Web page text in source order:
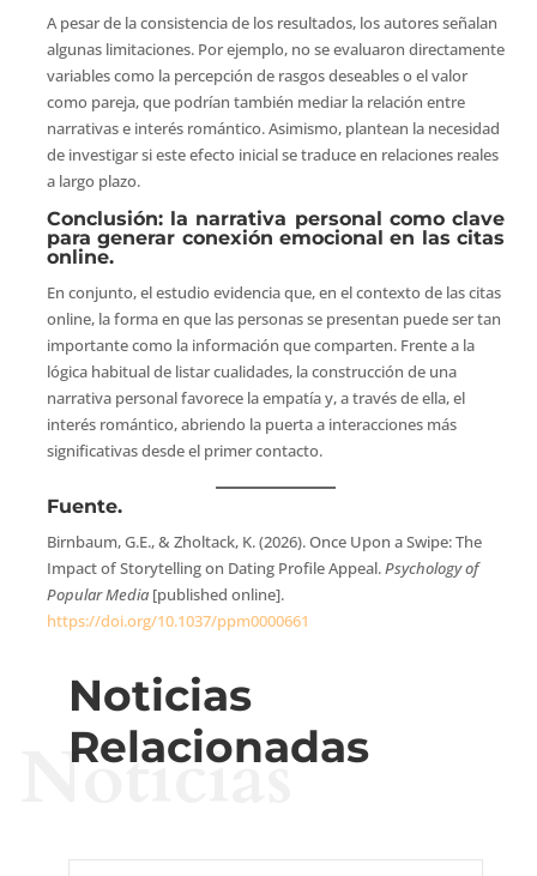
A pesar de la consistencia de los resultados, los autores señalan
algunas limitaciones. Por ejemplo, no se evaluaron directamente
variables como la percepción de rasgos deseables o el valor
como pareja, que podrían también mediar la relación entre
narrativas e interés romántico. Asimismo, plantean la necesidad
de investigar si este efecto inicial se traduce en relaciones reales
a largo plazo.
Conclusión: la narrativa personal como clave
para generar conexión emocional en las citas
online.
En conjunto, el estudio evidencia que, en el contexto de las citas
online, la forma en que las personas se presentan puede ser tan
importante como la información que comparten. Frente a la
lógica habitual de listar cualidades, la construcción de una
narrativa personal favorece la empatía y, a través de ella, el
interés romántico, abriendo la puerta a interacciones más
significativas desde el primer contacto.
Fuente.
Birnbaum, G.E., & Zholtack, K. (2026). Once Upon a Swipe: The
Impact of Storytelling on Dating Profile Appeal.Psychology of
Popular Media[published online].
https://doi.org/10.1037/ppm0000661
Noticias
Relacionadas
Noticias